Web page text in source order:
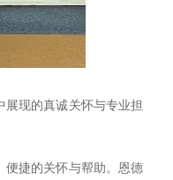
现的真诚关怀与专业担
便捷的关怀与帮助。恩德